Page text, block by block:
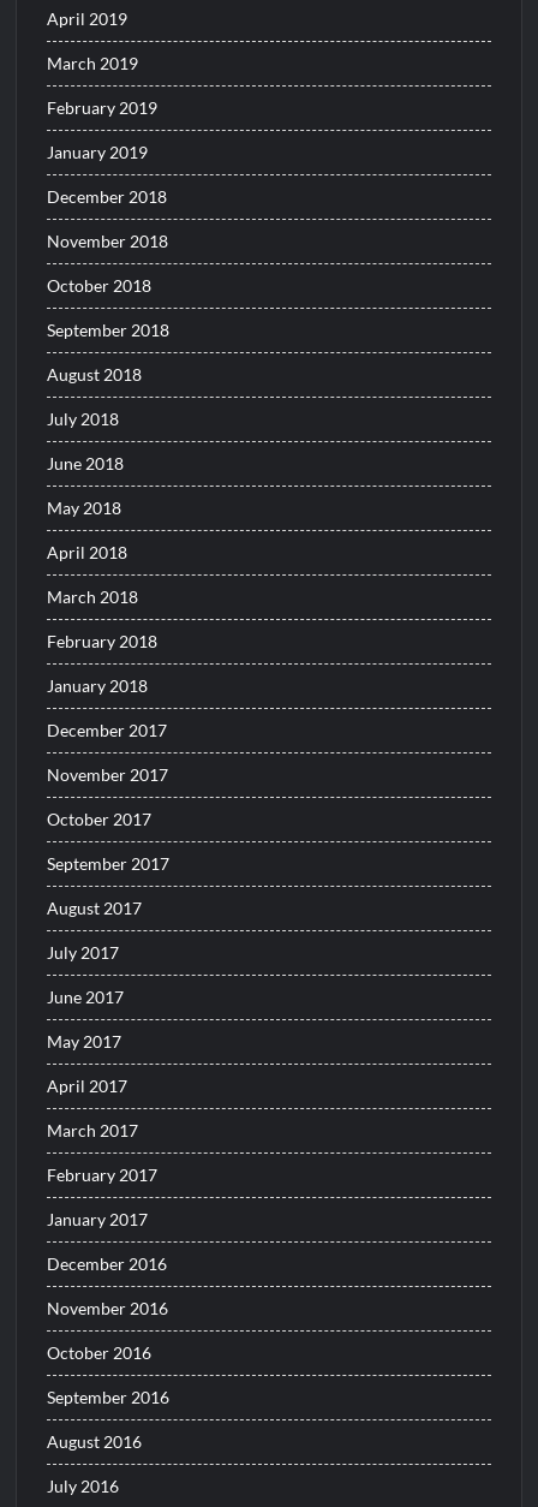
April 2019
March 2019
February 2019
January 2019
December 2018
November 2018
October 2018
September 2018
August 2018
July 2018
June 2018
May 2018
April 2018
March 2018
February 2018
January 2018
December 2017
November 2017
October 2017
September 2017
August 2017
July 2017
June 2017
May 2017
April 2017
March 2017
February 2017
January 2017
December 2016
November 2016
October 2016
September 2016
August 2016
July 2016